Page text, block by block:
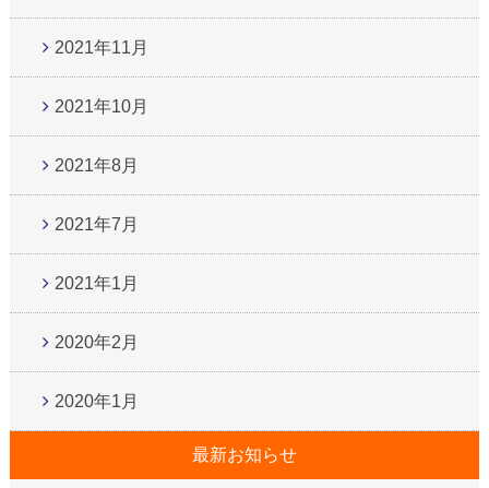
2021年11月
2021年10月
2021年8月
2021年7月
2021年1月
2020年2月
2020年1月
最新お知らせ